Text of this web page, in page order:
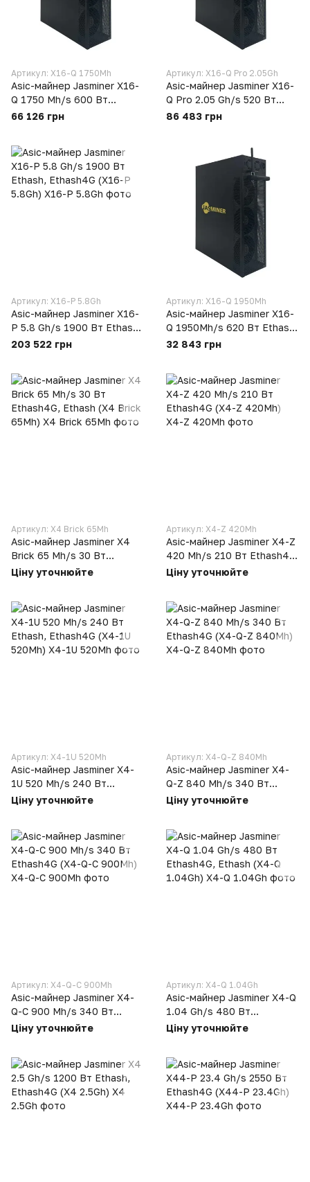
Артикул: X16-Q 1750Mh
Asic-майнер Jasminer X16-
Q 1750 Mh/s 600 Вт
Ethash, Ethash4G (X16-Q
66 126 грн
Артикул: X16-Q Pro 2.05Gh
Asic-майнер Jasminer X16-
Q Pro 2.05 Gh/s 520 Вт
Ethash4G, Ethash (X16-Q
86 483 грн
Артикул: X16-P 5.8Gh
Asic-майнер Jasminer X16-
P 5.8 Gh/s 1900 Вт Ethash,
Ethash4G (X16-P 5.8Gh)
203 522 грн
Артикул: X16-Q 1950Mh
Asic-майнер Jasminer X16-
Q 1950Mh/s 620 Вт Ethash,
Ethash4G (X16-Q 1950Mh) -
32 843 грн
Артикул: X4 Brick 65Mh
Asic-майнер Jasminer X4
Brick 65 Mh/s 30 Вт
Ethash4G, Ethash (X4 Brick
Ціну уточнюйте
Артикул: X4-Z 420Mh
Asic-майнер Jasminer X4-Z
420 Mh/s 210 Вт Ethash4G
(X4-Z 420Mh)
Ціну уточнюйте
Артикул: X4-1U 520Mh
Asic-майнер Jasminer X4-
1U 520 Mh/s 240 Вт
Ethash, Ethash4G (X4-1U
Ціну уточнюйте
Артикул: X4-Q-Z 840Mh
Asic-майнер Jasminer X4-
Q-Z 840 Mh/s 340 Вт
Ethash4G (X4-Q-Z 840Mh)
Ціну уточнюйте
Артикул: X4-Q-C 900Mh
Asic-майнер Jasminer X4-
Q-C 900 Mh/s 340 Вт
Ethash4G (X4-Q-C 900Mh)
Ціну уточнюйте
Артикул: X4-Q 1.04Gh
Asic-майнер Jasminer X4-Q
1.04 Gh/s 480 Вт
Ethash4G, Ethash (X4-Q
Ціну уточнюйте